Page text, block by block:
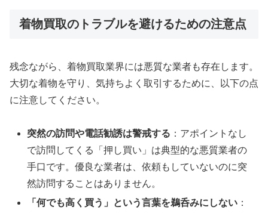
着物買取のトラブルを避けるための注意点
残念ながら、着物買取業界には悪質な業者も存在します。
大切な着物を守り、気持ちよく取引するために、以下の点
に注意してください。
突然の訪問や電話勧誘は警戒する ：アポイントなし
で訪問してくる「押し買い」は典型的な悪質業者の
手口です。優良な業者は、依頼もしていないのに突
然訪問することはありません。
「何でも高く買う」という言葉を鵜呑みにしない ：